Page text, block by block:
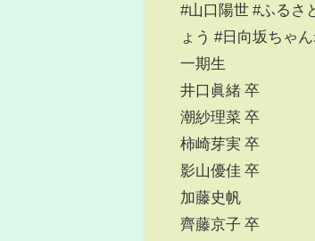
#山口陽世 #ふるさ
ょう #日向坂ちゃ
一期生
井口眞緒 卒
潮紗理菜 卒
柿崎芽実 卒
影山優佳 卒
加藤史帆
齊藤京子 卒